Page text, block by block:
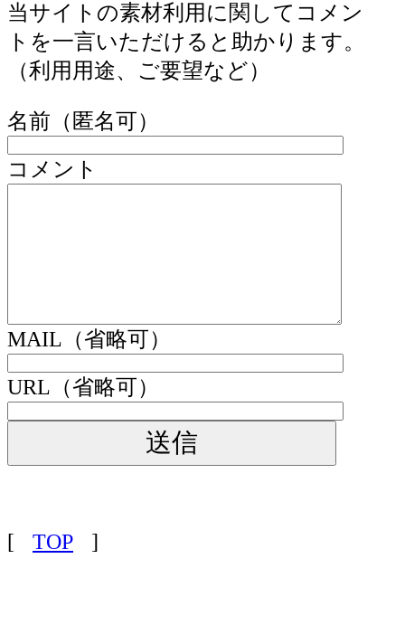
当サイトの素材利用に関してコメン
トを一言いただけると助かります。
（利用用途、ご要望など）
名前（匿名可）
コメント
MAIL（省略可）
URL（省略可）
[ TOP ]